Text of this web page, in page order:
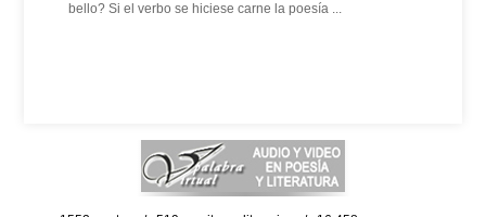
bello? Si el verbo se hiciese carne la poesía ...